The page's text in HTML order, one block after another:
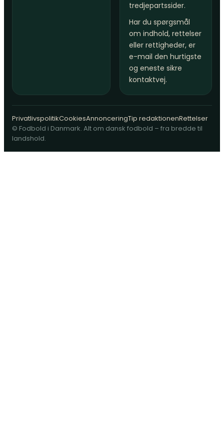
tredjepartssider.
Har du spørgsmål
om indhold, rettelser
eller rettigheder, er
e-mail den hurtigste
og eneste sikre
kontaktvej.
PrivatlivspolitikCookiesAnnonceringTip redaktionenRettelser
© Fodbold i Danmark. Alt om dansk fodbold – fra bredde til
landshold.